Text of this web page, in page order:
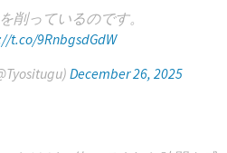
削っているのです。
t.co/9RnbgsdGdW
December 26, 2025